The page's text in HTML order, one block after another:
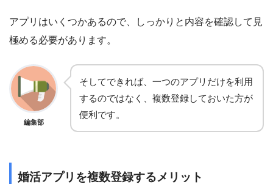
アプリはいくつかあるので、しっかりと内容を確認して見
極める必要があります。
編集部
そしてできれば、一つのアプリだけを利用
するのではなく、複数登録しておいた方が
便利です。
婚活アプリを複数登録するメリット